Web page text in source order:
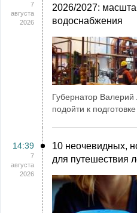
7
августа
2026
2026/2027:
водоснабжения
Губернатор
подойти к
14:39
7
августа
2026
10 неочевидных,
для путешествия